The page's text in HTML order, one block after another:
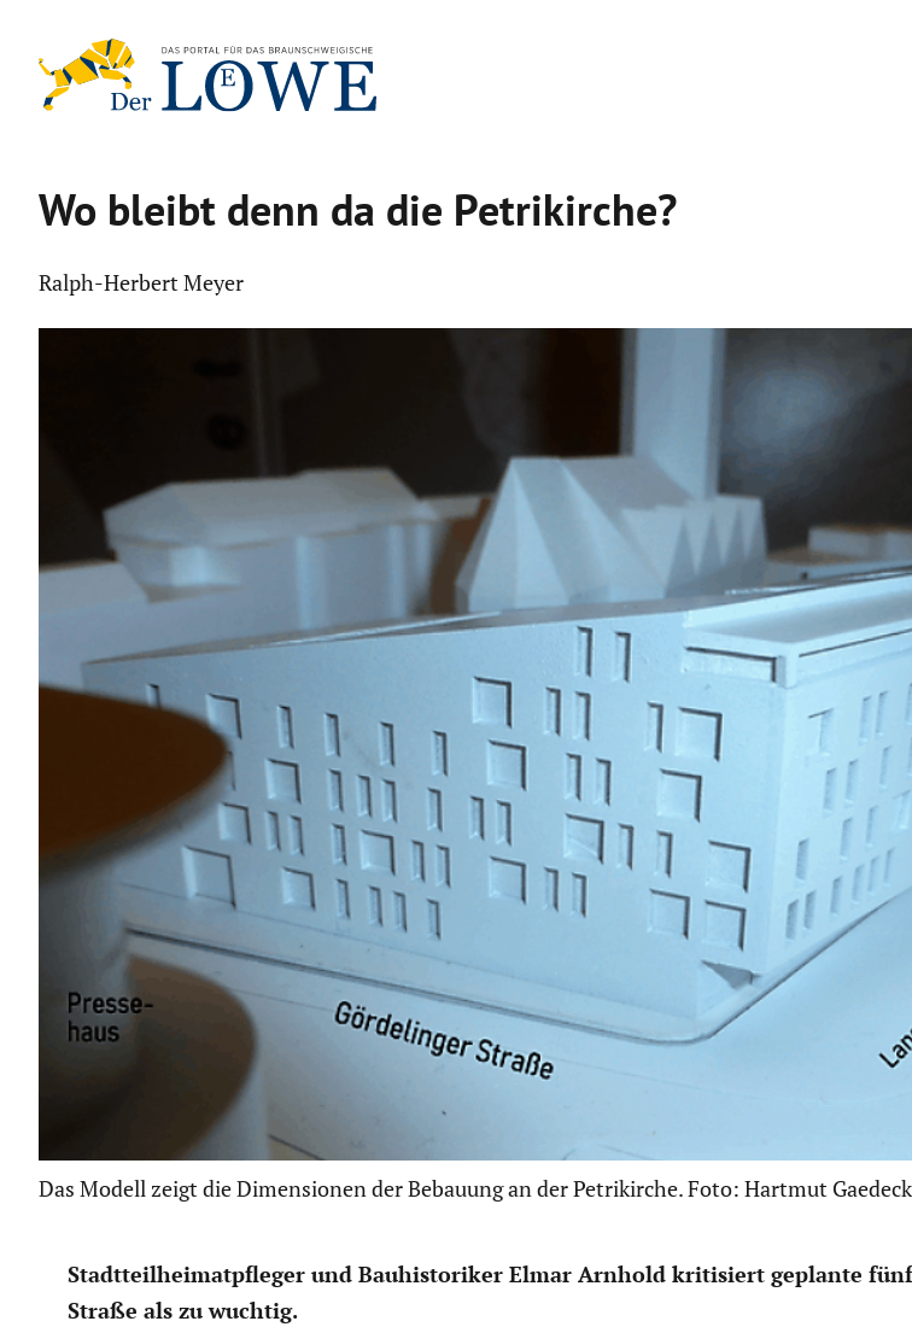
Inhalt
springen
Wo bleibt denn da die Petri­kirche?
Ralph-Herbert Meyer
Das Modell zeigt die Dimensionen der Bebauung an der Petrikirche. Foto: Hartmut
Stadt­teil­hei­mat­pfleger und Bauhis­to­riker Elmar Arnhold kriti­siert geplante
Straße als zu wuchtig.